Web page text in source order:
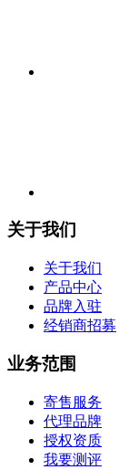
关于我们
关于我们
产品中心
品牌入驻
经销商招募
业务范围
寄售服务
代理品牌
授权资质
我要测评